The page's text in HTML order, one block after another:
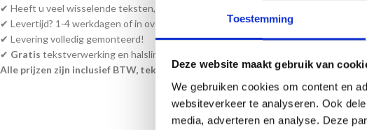
Toestemming
Deze website maakt gebruik van
We gebruiken cookies om content en
websiteverkeer te analyseren. Ook
media, adverteren en analyse. Deze
✔ Heeft u veel wisselende teksten, kunt u een word bestand bijvoegen als bijlage.
✔ Levertijd? 1-4 werkdagen of in overleg!
✔ Levering volledig gemonteerd!
✔ Gratis tekstverwerking en halslint!
Alle prijzen zijn inclusief BTW, tekst en monteren!